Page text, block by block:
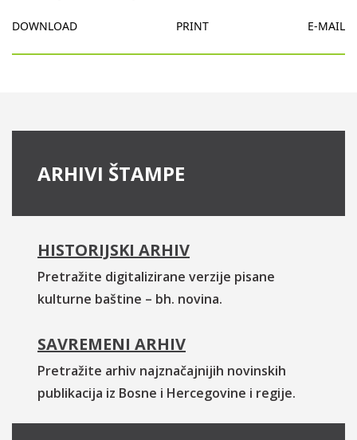
DOWNLOAD PRINT E-MAIL
ARHIVI ŠTAMPE
HISTORIJSKI ARHIV
Pretražite digitalizirane verzije pisane
kulturne baštine – bh. novina.
SAVREMENI ARHIV
Pretražite arhiv najznačajnijih novinskih
publikacija iz Bosne i Hercegovine i regije.